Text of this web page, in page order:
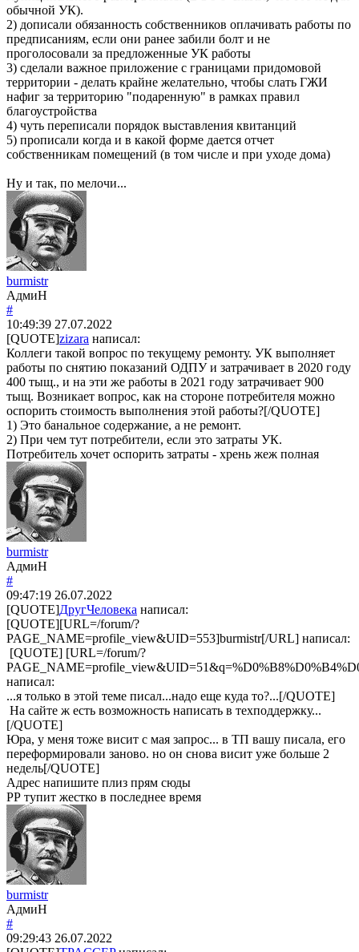
обычной УК).
2) дописали обязанность собственников оплачивать работы по
предписаниям, если они ранее забили болт и не
проголосовали за предложенные УК работы
3) сделали важное приложение с границами придомовой
территории - делать крайне желательно, чтобы слать ГЖИ
нафиг за территорию "подаренную" в рамках правил
благоустройства
4) чуть переписали порядок выставления квитанций
5) прописали когда и в какой форме дается отчет
собственникам помещений (в том числе и при уходе дома)
Ну и так, по мелочи...
burmistr
АдмиН
#
10:49:39 27.07.2022
[QUOTE]zizara написал:
Коллеги такой вопрос по текущему ремонту. УК выполняет
работы по снятию показаний ОДПУ и затрачивает в 2020 году
400 тыщ., и на эти же работы в 2021 году затрачивает 900
тыщ. Возникает вопрос, как на стороне потребителя можно
оспорить стоимость выполнения этой работы?[/QUOTE]
1) Это банальное содержание, а не ремонт.
2) При чем тут потребители, если это затраты УК.
Потребитель хочет оспорить затраты - хрень жеж полная
burmistr
АдмиН
#
09:47:19 26.07.2022
[QUOTE]ДругЧеловека написал:
[QUOTE][URL=/forum/?
PAGE_NAME=profile_view&UID=553]burmistr[/URL] написал:
[QUOTE] [URL=/forum/?
написал:
...я только в этой теме писал...надо еще куда то?...[/QUOTE]
На сайте ж есть возможность написать в техподдержку...
[/QUOTE]
Юра, у меня тоже висит с мая запрос... в ТП вашу писала, его
переформировали заново. но он снова висит уже больше 2
недель[/QUOTE]
Адрес напишите плиз прям сюды
РР тупит жестко в последнее время
burmistr
АдмиН
#
09:29:43 26.07.2022